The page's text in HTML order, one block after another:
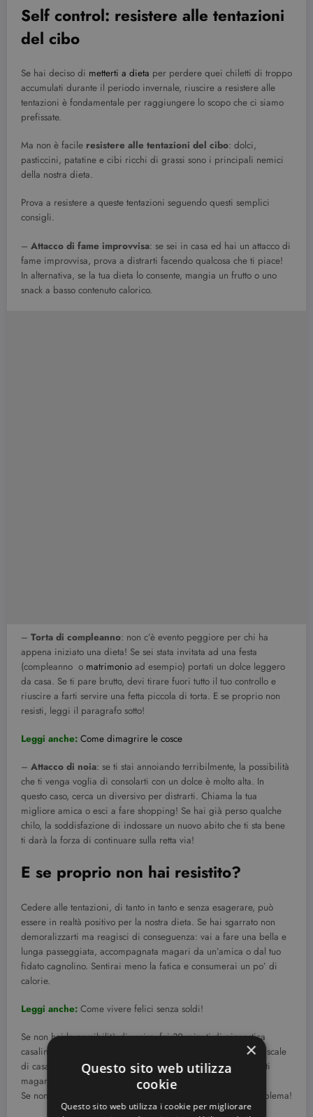
Self control: resistere alle tentazioni
del cibo
Se hai deciso di metterti a dieta per perdere quei chiletti di troppo
accumulati durante il periodo invernale, riuscire a resistere alle
tentazioni è fondamentale per raggiungere lo scopo che ci siamo
prefissate.
Ma non è facile resistere alle tentazioni del cibo: dolci,
pasticcini, patatine e cibi ricchi di grassi sono i principali nemici
della nostra dieta.
Prova a resistere a queste tentazioni seguendo questi semplici
consigli.
– Attacco di fame improvvisa: se sei in casa ed hai un attacco di
fame improvvisa, prova a distrarti facendo qualcosa che ti piace!
In alternativa, se la tua dieta lo consente, mangia un frutto o uno
snack a basso contenuto calorico.
– Torta di compleanno: non c’è evento peggiore per chi ha
appena iniziato una dieta! Se sei stata invitata ad una festa
(compleanno o matrimonio ad esempio) portati un dolce leggero
da casa. Se ti pare brutto, devi tirare fuori tutto il tuo controllo e
riuscire a farti servire una fetta piccola di torta. E se proprio non
resisti, leggi il paragrafo sotto!
Leggi anche: Come dimagrire le cosce
– Attacco di noia: se ti stai annoiando terribilmente, la possibilità
che ti venga voglia di consolarti con un dolce è molto alta. In
questo caso, cerca un diversivo per distrarti. Chiama la tua
migliore amica o esci a fare shopping! Se hai già perso qualche
chilo, la soddisfazione di indossare un nuovo abito che ti sta bene
ti darà la forza di continuare sulla retta via!
E se proprio non hai resistito?
Cedere alle tentazioni, di tanto in tanto e senza esagerare, può
essere in realtà positivo per la nostra dieta. Se hai sgarrato non
demoralizzarti ma reagisci di conseguenza: vai a fare una bella e
lunga passeggiata, accompagnata magari da un’amica o dal tuo
fidato cagnolino. Sentirai meno la fatica e consumerai un po’ di
calorie.
Leggi anche: Come vivere felici senza soldi!
Se non hai la possibilità di uscire, fai 30 minuti di ginnastica
casalinga fai da te: con un po’ di fantasia vai su e giù per le scale
di casa per 30 minuti. Se hai la cyclette, pedala per 30 minuti
magari ascoltando musica o guardando la TV per distrarti.
Se non hai scale in casa e nemmeno una cyclette, nessun problema!
×
Questo sito web utilizza
cookie
Questo sito web utilizza i cookie per migliorare